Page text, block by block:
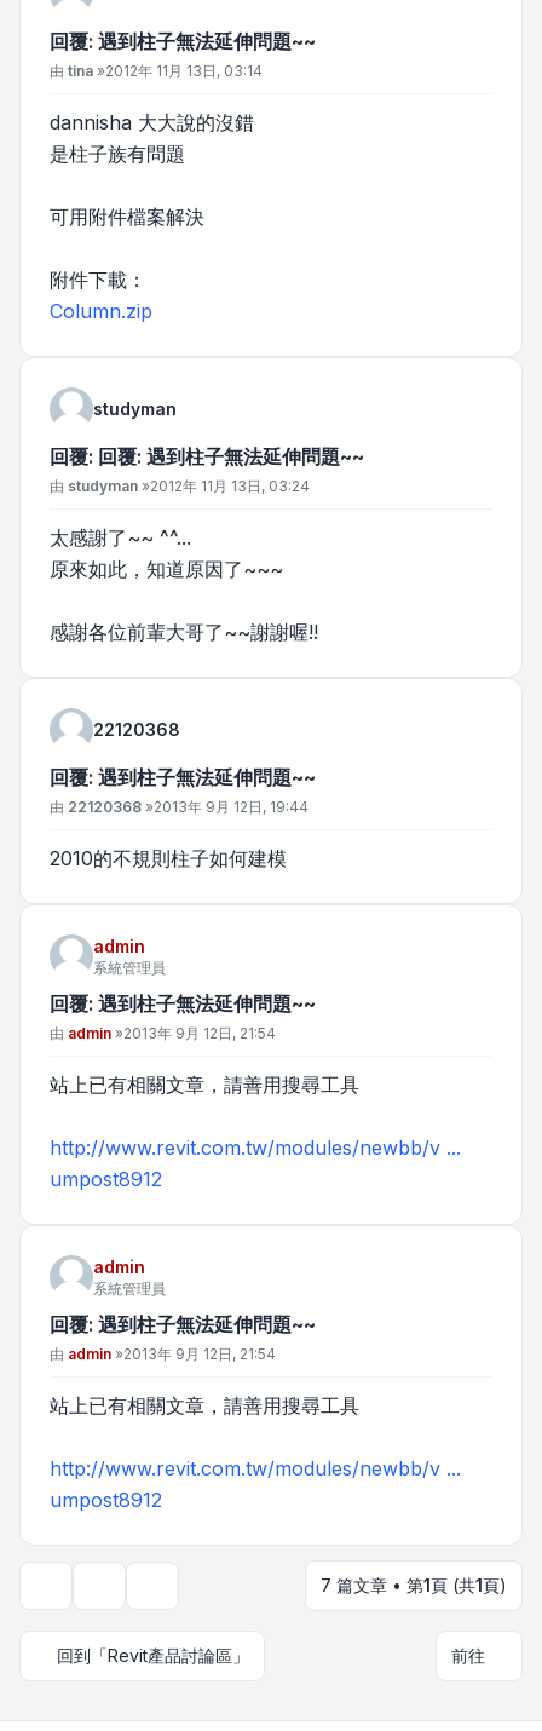
回覆: 遇到柱子無法延伸問題~~
文章
由 tina »2012年 11月 13日, 03:14
dannisha 大大說的沒錯
是柱子族有問題
可用附件檔案解決
附件下載：
Column.zip
studyman
回覆: 回覆: 遇到柱子無法延伸問題~~
文章
由 studyman »2012年 11月 13日, 03:24
太感謝了~~ ^^...
原來如此，知道原因了~~~
感謝各位前輩大哥了~~謝謝喔!!
22120368
回覆: 遇到柱子無法延伸問題~~
文章
由 22120368 »2013年 9月 12日, 19:44
2010的不規則柱子如何建模
admin
系統管理員
回覆: 遇到柱子無法延伸問題~~
文章
由 admin »2013年 9月 12日, 21:54
站上已有相關文章，請善用搜尋工具
http://www.revit.com.tw/modules/newbb/v ...
umpost8912
admin
系統管理員
回覆: 遇到柱子無法延伸問題~~
文章
由 admin »2013年 9月 12日, 21:54
站上已有相關文章，請善用搜尋工具
http://www.revit.com.tw/modules/newbb/v ...
umpost8912
7 篇文章 • 第1頁 (共1頁)
回到「Revit產品討論區」 前往